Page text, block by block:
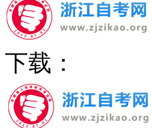
下载：